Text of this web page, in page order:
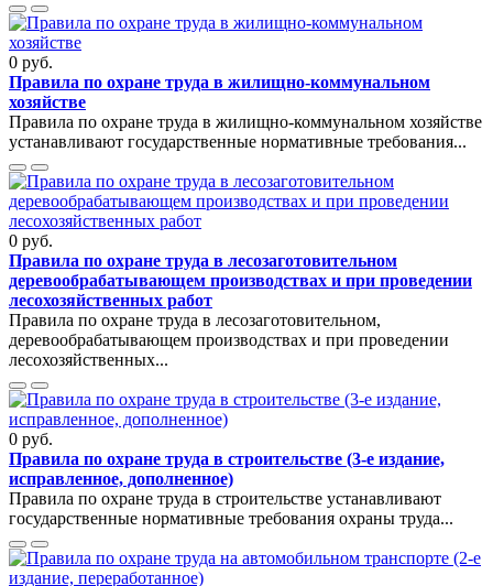
0 руб.
Правила по охране труда в жилищно-коммунальном
хозяйстве
Правила по охране труда в жилищно-коммунальном хозяйстве
устанавливают государственные нормативные требования...
0 руб.
Правила по охране труда в лесозаготовительном
деревообрабатывающем производствах и при проведении
лесохозяйственных работ
Правила по охране труда в лесозаготовительном,
деревообрабатывающем производствах и при проведении
лесохозяйственных...
0 руб.
Правила по охране труда в строительстве (3-е издание,
исправленное, дополненное)
Правила по охране труда в строительстве устанавливают
государственные нормативные требования охраны труда...